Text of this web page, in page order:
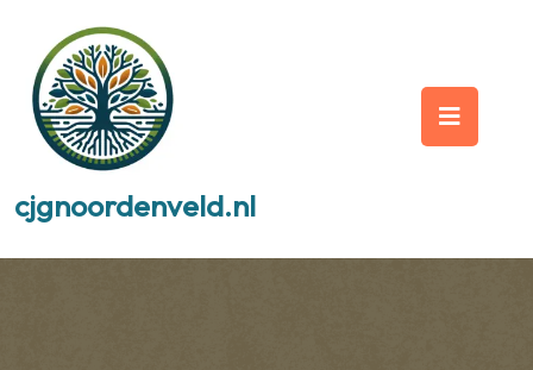
content
cjgnoordenveld.nl